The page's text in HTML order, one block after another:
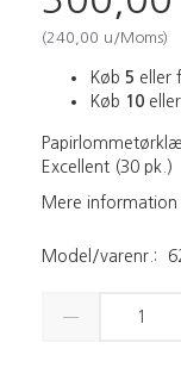
(240,00 u/Moms)
Køb 5 eller
Køb 10
Excellent (30 pk.)
Mere information
Model/varenr.: